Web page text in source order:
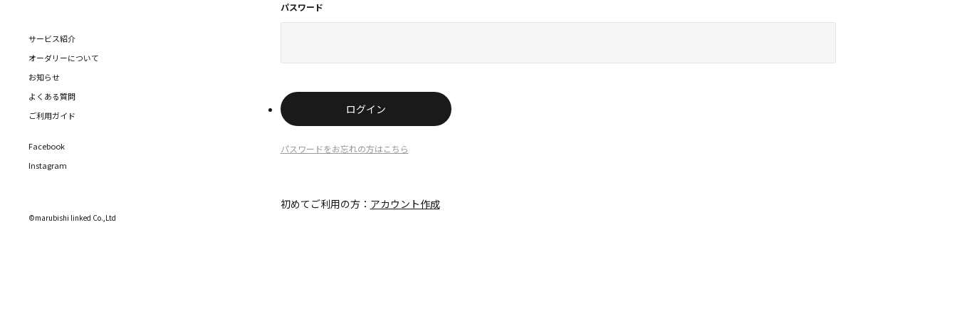
サービス紹介
オーダリーについて
お知らせ
よくある質問
ご利用ガイド
Facebook
Instagram
©marubishi linked Co.,Ltd
パスワード
ログイン
パスワードをお忘れの方はこちら
初めてご利用の方： アカウント作成